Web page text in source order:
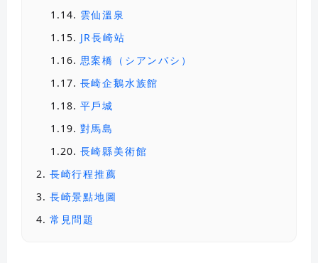
雲仙溫泉
JR長崎站
思案橋（シアンバシ）
長崎企鵝水族館
平戶城
對馬島
長崎縣美術館
長崎行程推薦
長崎景點地圖
常見問題